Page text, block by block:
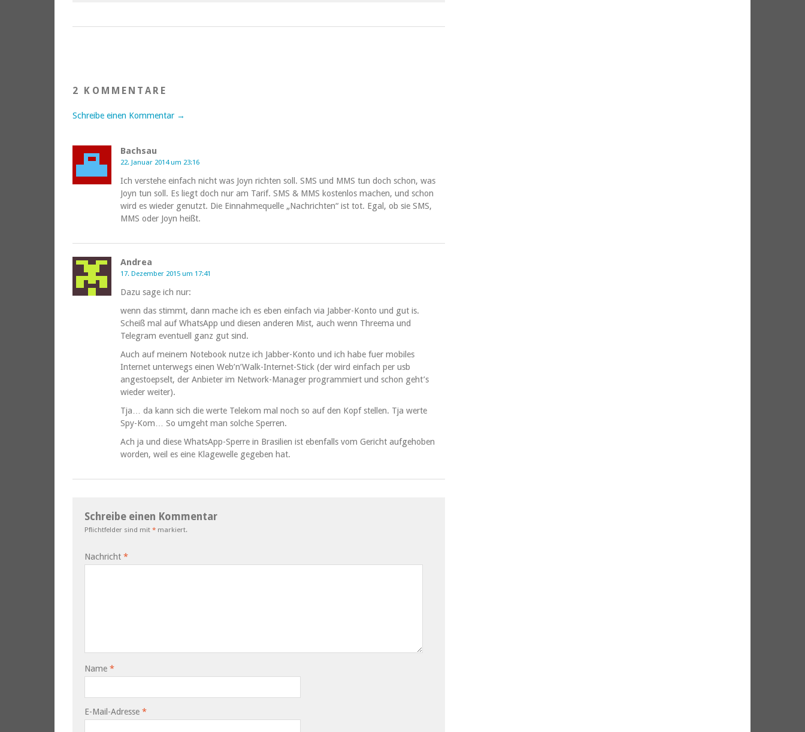
2 KOMMENTARE
Schreibe einen Kommentar →
Bachsau
22. Januar 2014 um 23:16
Ich verstehe einfach nicht was Joyn richten soll. SMS und MMS tun doch schon, was
Joyn tun soll. Es liegt doch nur am Tarif. SMS & MMS kostenlos machen, und schon
wird es wieder genutzt. Die Einnahmequelle „Nachrichten“ ist tot. Egal, ob sie SMS,
MMS oder Joyn heißt.
Andrea
17. Dezember 2015 um 17:41
Dazu sage ich nur:
wenn das stimmt, dann mache ich es eben einfach via Jabber-Konto und gut is.
Scheiß mal auf WhatsApp und diesen anderen Mist, auch wenn Threema und
Telegram eventuell ganz gut sind.
Auch auf meinem Notebook nutze ich Jabber-Konto und ich habe fuer mobiles
Internet unterwegs einen Web’n’Walk-Internet-Stick (der wird einfach per usb
angestoepselt, der Anbieter im Network-Manager programmiert und schon geht’s
wieder weiter).
Tja… da kann sich die werte Telekom mal noch so auf den Kopf stellen. Tja werte
Spy-Kom… So umgeht man solche Sperren.
Ach ja und diese WhatsApp-Sperre in Brasilien ist ebenfalls vom Gericht aufgehoben
worden, weil es eine Klagewelle gegeben hat.
Schreibe einen Kommentar
Pflichtfelder sind mit * markiert.
Nachricht *
Name *
E-Mail-Adresse *